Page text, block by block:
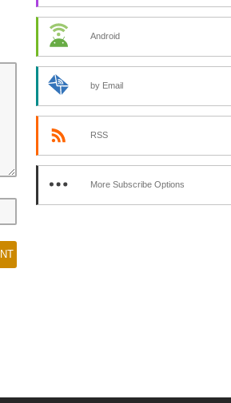
Android
by Email
RSS
More Subscribe Options